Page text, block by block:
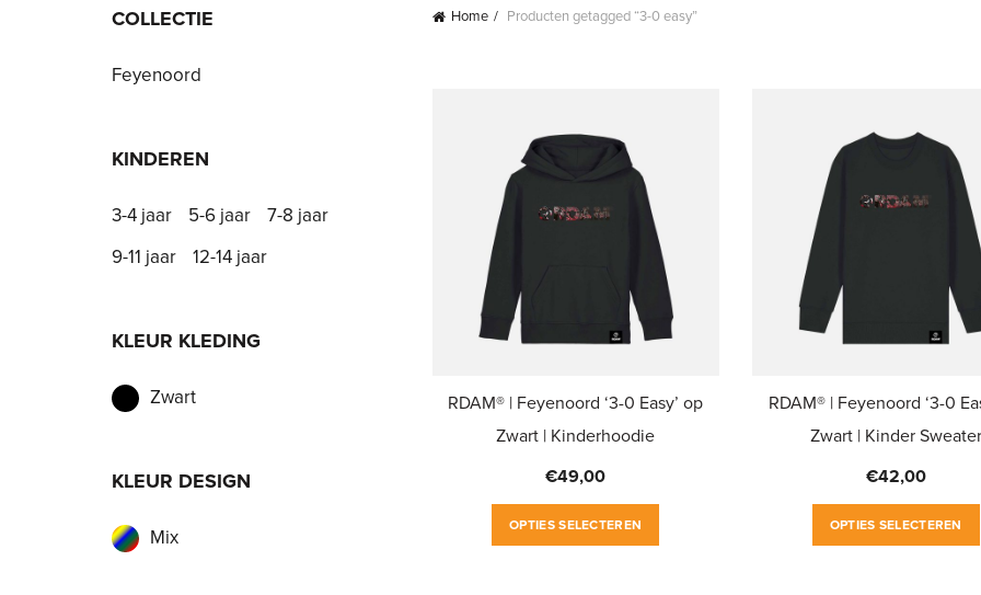
Home Producten getagged “3-0 easy”
RDAM® | Feyenoord ‘3-0 Easy’ op
Zwart | Kinderhoodie
€49,00
OPTIES SELECTEREN
product
RDAM® | Feyenoord ‘3-0
Zwart | Kinder Sweater
€42,00
OPTIES SELECTEREN
COLLECTIE
Feyenoord
KINDEREN
3-4 jaar 5-6 jaar
7-8 jaar
9-11 jaar
12-14 jaar
KLEUR KLEDING
Zwart
KLEUR DESIGN
Mix